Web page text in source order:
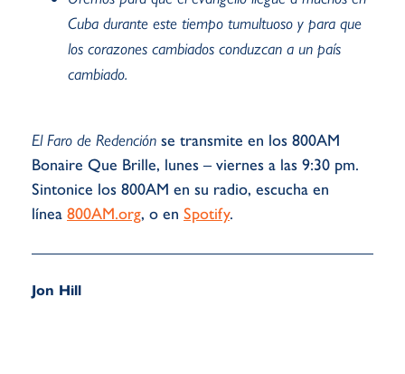
Cuba durante este tiempo tumultuoso y para que
los corazones cambiados conduzcan a un país
cambiado.
El Faro de Redención se transmite en los 800AM
Bonaire Que Brille, lunes – viernes a las 9:30 pm.
Sintonice los 800AM en su radio, escucha en
línea 800AM.org, o en Spotify.
Jon Hill